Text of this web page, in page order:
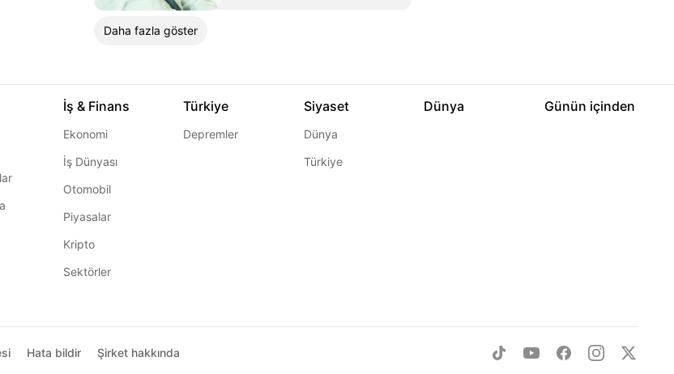
Daha fazla göster
İş & Finans
Ekonomi
İş Dünyası
Otomobil
Piyasalar
Kripto
Sektörler
Türkiye
Depremler
Siyaset
Dünya
Türkiye
Dünya Günün içinden
Hata bildir Şirket hakkında